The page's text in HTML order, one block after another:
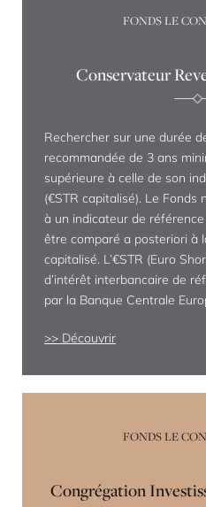
FONDS LE
Conservateur
Rechercher sur une durée
recommandée de 3 ans
supérieure à celle de son
(€STR capitalisé). Le Fonds
à un indicateur de
être comparé a posteriori à
capitalisé. L’€STR (Euro
d’intérêt interbancaire de
par la Banque Centrale
Découvrir
FONDS LE
Congrégation